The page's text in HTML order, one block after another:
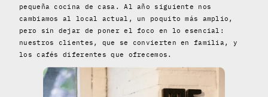
pequeña cocina de casa. Al año siguiente nos
cambiamos al local actual, un poquito más amplio,
pero sin dejar de poner el foco en lo esencial:
nuestros clientes, que se convierten en familia, y
los cafés diferentes que ofrecemos.